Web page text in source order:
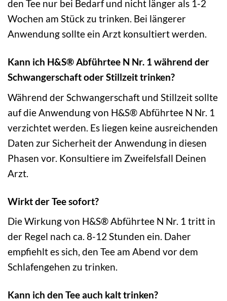
den Tee nur bei Bedarf und nicht länger als 1-2
Wochen am Stück zu trinken. Bei längerer
Anwendung sollte ein Arzt konsultiert werden.
Kann ich H&S® Abführtee N Nr. 1 während der
Schwangerschaft oder Stillzeit trinken?
Während der Schwangerschaft und Stillzeit sollte
auf die Anwendung von H&S® Abführtee N Nr. 1
verzichtet werden. Es liegen keine ausreichenden
Daten zur Sicherheit der Anwendung in diesen
Phasen vor. Konsultiere im Zweifelsfall Deinen
Arzt.
Wirkt der Tee sofort?
Die Wirkung von H&S® Abführtee N Nr. 1 tritt in
der Regel nach ca. 8-12 Stunden ein. Daher
empfiehlt es sich, den Tee am Abend vor dem
Schlafengehen zu trinken.
Kann ich den Tee auch kalt trinken?